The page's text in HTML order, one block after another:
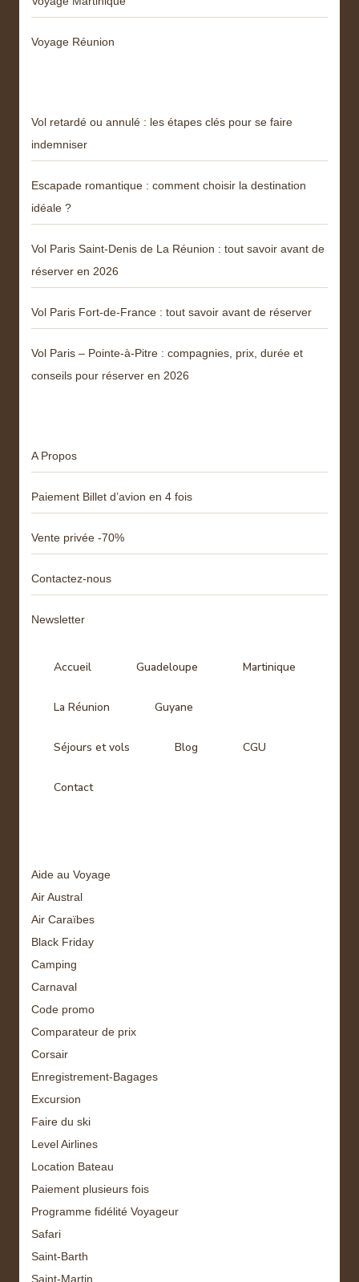
Voyage Réunion
Vol retardé ou annulé : les étapes clés pour se faire
indemniser
Escapade romantique : comment choisir la destination
idéale ?
Vol Paris Saint-Denis de La Réunion : tout savoir avant de
réserver en 2026
Vol Paris Fort-de-France : tout savoir avant de réserver
Vol Paris – Pointe-à-Pitre : compagnies, prix, durée et
conseils pour réserver en 2026
A Propos
Paiement Billet d’avion en 4 fois
Vente privée -70%
Contactez-nous
Newsletter
Accueil Guadeloupe Martinique
La Réunion Guyane
Séjours et vols Blog CGU
Contact
Aide au Voyage
Air Austral
Air Caraïbes
Black Friday
Camping
Carnaval
Code promo
Comparateur de prix
Corsair
Enregistrement-Bagages
Excursion
Faire du ski
Level Airlines
Location Bateau
Paiement plusieurs fois
Programme fidélité Voyageur
Safari
Saint-Barth
Saint-Martin